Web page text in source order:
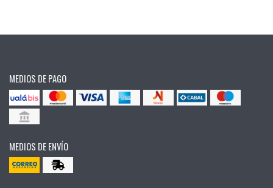
MEDIOS DE PAGO
MEDIOS DE ENVÍO